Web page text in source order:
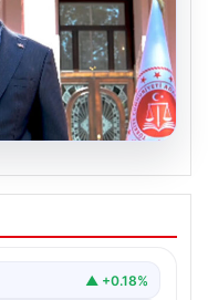
Yasa
Hukuk
▲ +0.18%